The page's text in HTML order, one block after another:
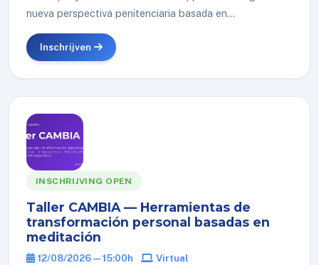
nueva perspectiva penitenciaria basada en...
Inschrijven
INSCHRIJVING OPEN
Taller CAMBIA — Herramientas de
transformación personal basadas en
meditación
12/08/2026 — 15:00h Virtual